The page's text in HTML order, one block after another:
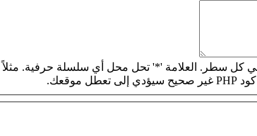
كل سطر. العلامة '*' تحل محل أي سلسلة حرفية. مثلاً